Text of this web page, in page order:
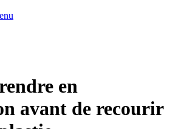
en
avant de recourir